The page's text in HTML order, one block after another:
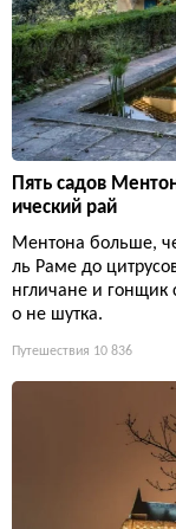
Пять садов
ический рай
Ментона больше,
ль Раме до
нгличане и гонщик
о не шутка.
Путешествия 10 836